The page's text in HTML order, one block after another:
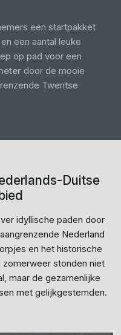
een startpakket
een aantal leuke
op pad voor een
door de mooie
Twentse
Duitse
idyllische paden door
Nederland
en het historische
zomerweer stonden niet
maar de gezamenlijke
met gelijkgestemden.